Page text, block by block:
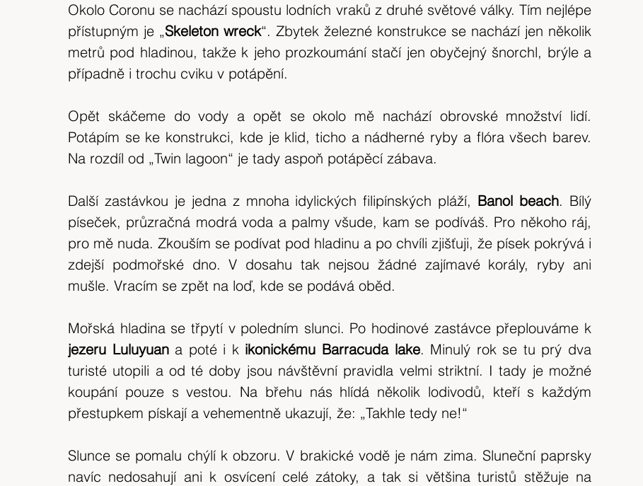
Okolo Coronu se nachází spoustu lodních vraků z druhé světové války. Tím nejlépe
přístupným je „Skeleton wreck“. Zbytek železné konstrukce se nachází jen několik
metrů pod hladinou, takže k jeho prozkoumání stačí jen obyčejný šnorchl, brýle a
případně i trochu cviku v potápění.
Opět skáčeme do vody a opět se okolo mě nachází obrovské množství lidí.
Potápím se ke konstrukci, kde je klid, ticho a nádherné ryby a flóra všech barev.
Na rozdíl od „Twin lagoon“ je tady aspoň potápěcí zábava.
Další zastávkou je jedna z mnoha idylických filipínských pláží, Banol beach. Bílý
píseček, průzračná modrá voda a palmy všude, kam se podíváš. Pro někoho ráj,
pro mě nuda. Zkouším se podívat pod hladinu a po chvíli zjišťuji, že písek pokrývá i
zdejší podmořské dno. V dosahu tak nejsou žádné zajímavé korály, ryby ani
mušle. Vracím se zpět na loď, kde se podává oběd.
jezeru Luluyuan a poté i k ikonickému Barracuda lake. Minulý rok se tu prý dva
turisté utopili a od té doby jsou návštěvní pravidla velmi striktní. I tady je možné
koupání pouze s vestou. Na břehu nás hlídá několik lodivodů, kteří s každým
přestupkem pískají a vehementně ukazují, že: „Takhle tedy ne!“
Slunce se pomalu chýlí k obzoru. V brakické vodě je nám zima. Sluneční paprsky
navíc nedosahují ani k osvícení celé zátoky, a tak si většina turistů stěžuje na